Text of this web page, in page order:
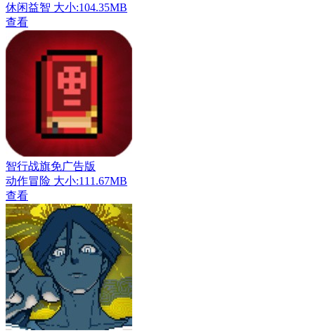
休闲益智 大小:104.35MB
查看
智行战旗免广告版
动作冒险 大小:111.67MB
查看